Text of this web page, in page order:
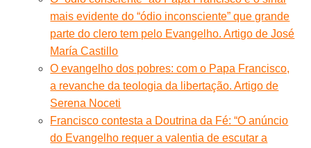
mais evidente do “ódio inconsciente” que grande
parte do clero tem pelo Evangelho. Artigo de José
María Castillo
O evangelho dos pobres: com o Papa Francisco,
a revanche da teologia da libertação. Artigo de
Serena Noceti
Francisco contesta a Doutrina da Fé: “O anúncio
do Evangelho requer a valentia de escutar a